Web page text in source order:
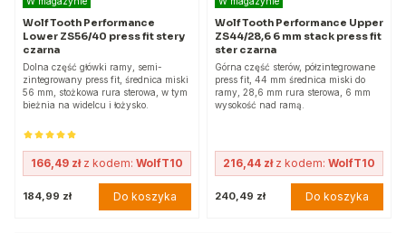
Wolf Tooth Performance
Lower ZS56/40 press fit stery
czarna
Dolna część główki ramy, semi-
zintegrowany press fit, średnica miski
56 mm, stożkowa rura sterowa, w tym
bieżnia na widelcu i łożysko.
166,49 złz kodem: WolfT10
184,99 zł Do koszyka
Wolf Tooth Performance Upper
ZS44/28,6 6 mm stack press fit
ster czarna
Górna część sterów, półzintegrowane
press fit, 44 mm średnica miski do
ramy, 28,6 mm rura sterowa, 6 mm
wysokość nad ramą.
216,44 złz kodem: WolfT10
240,49 zł Do koszyka